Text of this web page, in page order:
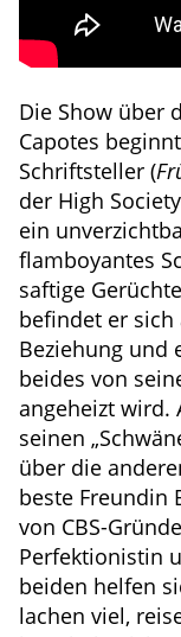
Die Show über
Capotes
Schriftsteller (
der High
ein
flamboyantes
saftige
befindet er
Beziehung und
beides von
angeheizt wird.
seinen
über die
beste Freundin
von CBS-
Perfektionistin
beiden helfen
lachen viel,